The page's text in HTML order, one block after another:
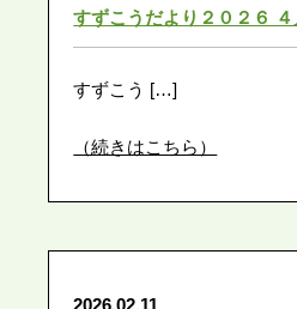
すずこうだより２０２６
すずこう […]
（続きはこちら）